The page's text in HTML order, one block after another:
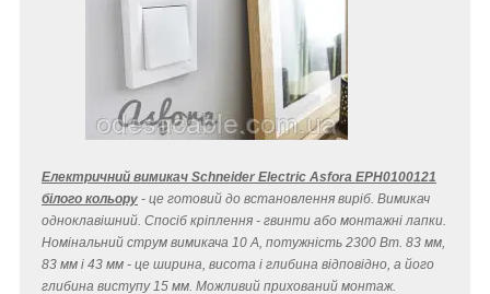
Електричний вимикач Schneider Electric Asfora EPH0100121
білого кольору - це готовий до встановлення виріб. Вимикач
одноклавішний. Спосіб кріплення - гвинти або монтажні лапки.
Номінальний струм вимикача 10 A, потужність 2300 Вт. 83 мм,
83 мм і 43 мм - це ширина, висота і глибина відповідно, а його
глибина виступу 15 мм. Можливий прихований монтаж.